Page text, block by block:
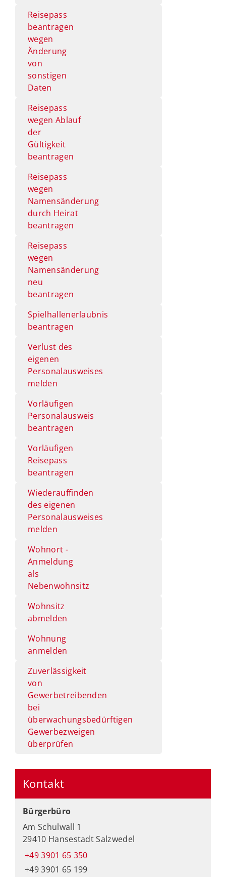
Reisepass
beantragen
wegen
Änderung
von
sonstigen
Daten
Reisepass
wegen Ablauf
der
Gültigkeit
beantragen
Reisepass
wegen
Namensänderung
durch Heirat
beantragen
Reisepass
wegen
Namensänderung
neu
beantragen
Spielhallenerlaubnis
beantragen
Verlust des
eigenen
Personalausweises
melden
Vorläufigen
Personalausweis
beantragen
Vorläufigen
Reisepass
beantragen
Wiederauffinden
des eigenen
Personalausweises
melden
Wohnort -
Anmeldung
als
Nebenwohnsitz
Wohnsitz
abmelden
Wohnung
anmelden
Zuverlässigkeit
von
Gewerbetreibenden
bei
überwachungsbedürftigen
Gewerbezweigen
überprüfen
Kontakt
Bürgerbüro
Am Schulwall 1
29410 Hansestadt Salzwedel
+49 3901 65 350
+49 3901 65 199